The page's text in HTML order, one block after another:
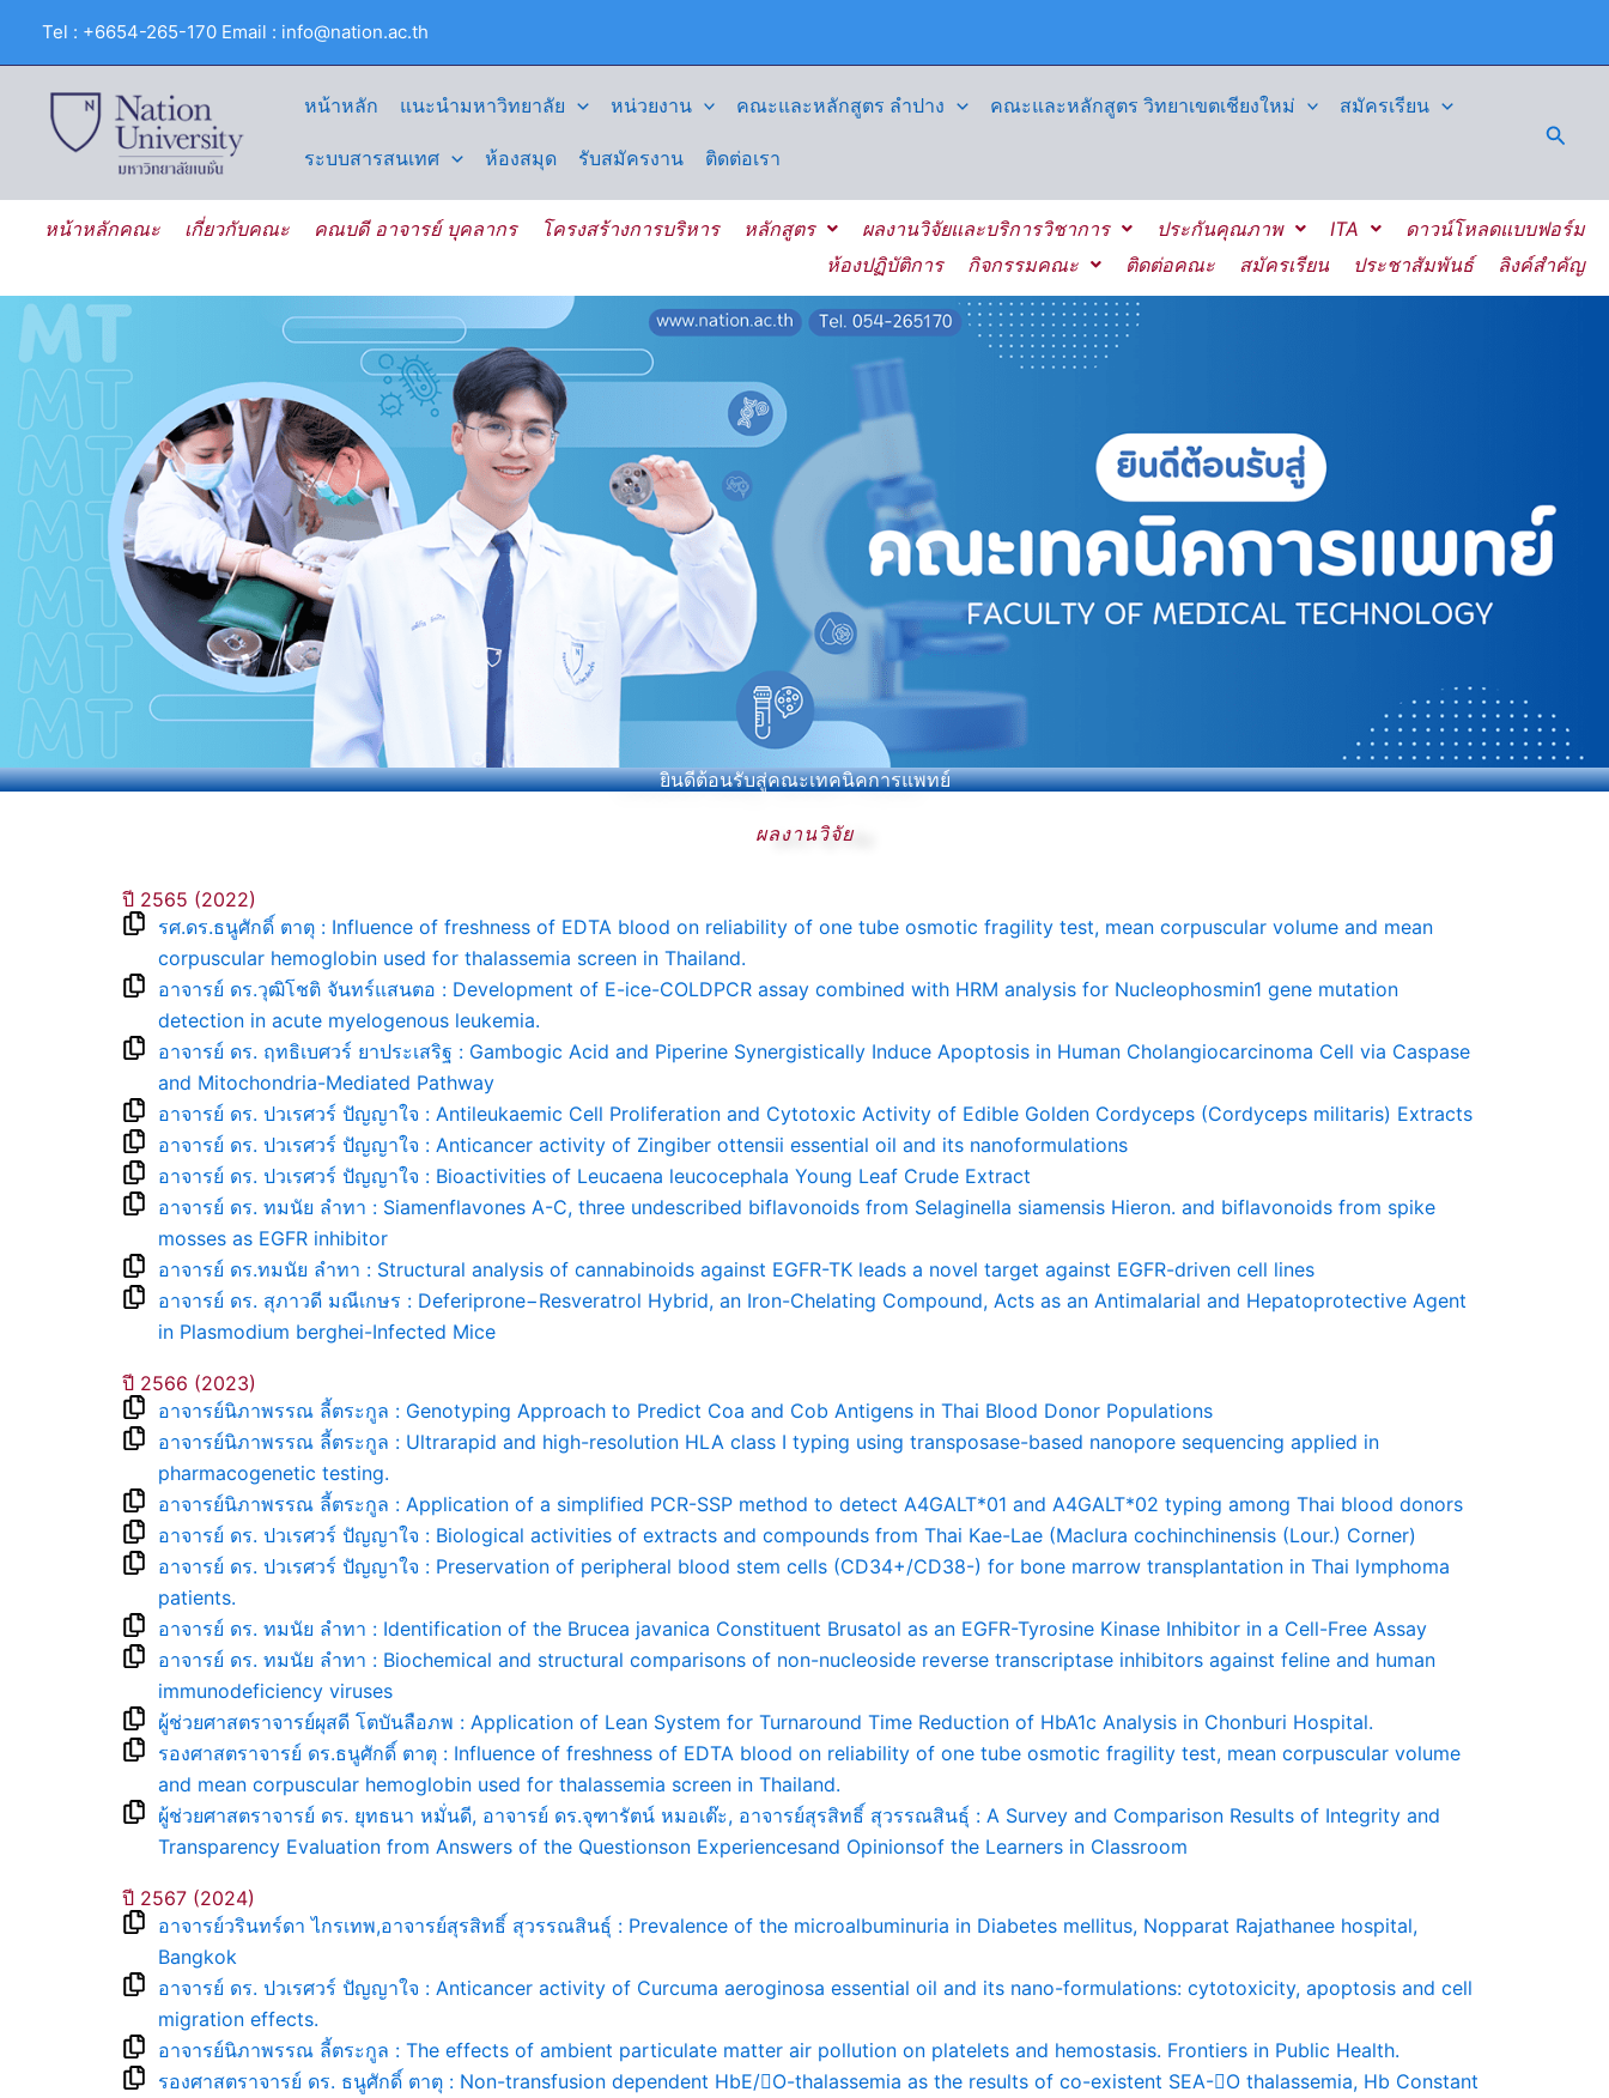
Tel : +6654-265-170 Email : info@nation.ac.th
หน้าหลัก แนะนำมหาวิทยาลัย หน่วยงาน คณะและหลักสูตร ลำปาง คณะและหลักสูตร วิทยาเขตเชียงใหม่ สมัครเรียน
ระบบสารสนเทศ ห้องสมุด รับสมัครงาน ติดต่อเรา
หน้าหลักคณะ เกี่ยวกับคณะ คณบดี อาจารย์ บุคลากร โครงสร้างการบริหาร หลักสูตร ผลงานวิจัยและบริการวิชาการ ประกันคุณภาพ ITA
ดาวน์โหลดแบบฟอร์ม
ห้องปฏิบัติการ
กิจกรรมคณะ ติดต่อคณะ สมัครเรียน ประชาสัมพันธ์ ลิงค์สำคัญ
ยินดีต้อนรับสู่คณะเทคนิคการแพทย์
ผลงานวิจัย
ปี 2565 (2022)
รศ.ดร.ธนูศักดิ์ ตาตุ : Influence of freshness of EDTA blood on reliability of one tube osmotic fragility test, mean corpuscular volume and mean
corpuscular hemoglobin used for thalassemia screen in Thailand.
อาจารย์ ดร.วุฒิโชติ จันทร์แสนตอ : Development of E-ice-COLDPCR assay combined with HRM analysis for Nucleophosmin1 gene mutation
detection in acute myelogenous leukemia.
อาจารย์ ดร. ฤทธิเบศวร์ ยาประเสริฐ : Gambogic Acid and Piperine Synergistically Induce Apoptosis in Human Cholangiocarcinoma Cell via Caspase
and Mitochondria-Mediated Pathway
อาจารย์ ดร. ปวเรศวร์ ปัญญาใจ : Antileukaemic Cell Proliferation and Cytotoxic Activity of Edible Golden Cordyceps (Cordyceps militaris) Extracts
อาจารย์ ดร. ปวเรศวร์ ปัญญาใจ : Anticancer activity of Zingiber ottensii essential oil and its nanoformulations
อาจารย์ ดร. ปวเรศวร์ ปัญญาใจ : Bioactivities of Leucaena leucocephala Young Leaf Crude Extract
อาจารย์ ดร. ทมนัย ลำทา : Siamenflavones A-C, three undescribed biflavonoids from Selaginella siamensis Hieron. and biflavonoids from spike
mosses as EGFR inhibitor
อาจารย์ ดร.ทมนัย ลำทา : Structural analysis of cannabinoids against EGFR-TK leads a novel target against EGFR-driven cell lines
อาจารย์ ดร. สุภาวดี มณีเกษร : Deferiprone−Resveratrol Hybrid, an Iron-Chelating Compound, Acts as an Antimalarial and Hepatoprotective Agent
in Plasmodium berghei-Infected Mice
ปี 2566 (2023)
อาจารย์นิภาพรรณ ลี้ตระกูล : Genotyping Approach to Predict Coa and Cob Antigens in Thai Blood Donor Populations
อาจารย์นิภาพรรณ ลี้ตระกูล : Ultrarapid and high-resolution HLA class I typing using transposase-based nanopore sequencing applied in
pharmacogenetic testing.
อาจารย์นิภาพรรณ ลี้ตระกูล : Application of a simplified PCR-SSP method to detect A4GALT*01 and A4GALT*02 typing among Thai blood donors
อาจารย์ ดร. ปวเรศวร์ ปัญญาใจ : Biological activities of extracts and compounds from Thai Kae-Lae (Maclura cochinchinensis (Lour.) Corner)
อาจารย์ ดร. ปวเรศวร์ ปัญญาใจ : Preservation of peripheral blood stem cells (CD34+/CD38-) for bone marrow transplantation in Thai lymphoma
patients.
อาจารย์ ดร. ทมนัย ลำทา : Identification of the Brucea javanica Constituent Brusatol as an EGFR-Tyrosine Kinase Inhibitor in a Cell-Free Assay
อาจารย์ ดร. ทมนัย ลำทา : Biochemical and structural comparisons of non-nucleoside reverse transcriptase inhibitors against feline and human
immunodeficiency viruses
ผู้ช่วยศาสตราจารย์ผุสดี โตบันลือภพ : Application of Lean System for Turnaround Time Reduction of HbA1c Analysis in Chonburi Hospital.
รองศาสตราจารย์ ดร.ธนูศักดิ์ ตาตุ : Influence of freshness of EDTA blood on reliability of one tube osmotic fragility test, mean corpuscular volume
and mean corpuscular hemoglobin used for thalassemia screen in Thailand.
ผู้ช่วยศาสตราจารย์ ดร. ยุทธนา หมั่นดี, อาจารย์ ดร.จุฑารัตน์ หมอเต๊ะ, อาจารย์สุรสิทธิ์ สุวรรณสินธุ์ : A Survey and Comparison Results of Integrity and
Transparency Evaluation from Answers of the Questionson Experiencesand Opinionsof the Learners in Classroom
ปี 2567 (2024)
อาจารย์วรินทร์ดา ไกรเทพ,อาจารย์สุรสิทธิ์ สุวรรณสินธุ์ : Prevalence of the microalbuminuria in Diabetes mellitus, Nopparat Rajathanee hospital,
Bangkok
อาจารย์ ดร. ปวเรศวร์ ปัญญาใจ : Anticancer activity of Curcuma aeroginosa essential oil and its nano-formulations: cytotoxicity, apoptosis and cell
migration effects.
อาจารย์นิภาพรรณ ลี้ตระกูล : The effects of ambient particulate matter air pollution on platelets and hemostasis. Frontiers in Public Health.
รองศาสตราจารย์ ดร. ธนูศักดิ์ ตาตุ : Non-transfusion dependent HbE/O-thalassemia as the results of co-existent SEA-O thalassemia, Hb Constant